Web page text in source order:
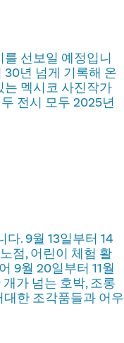
선보일 예정입니
년 넘게 기록해 온
는 멕시코 사진작가
전시 모두 2025년
. 9월 13일부터 14
점, 어린이 체험 활
9월 20일부터 11월
가 넘는 호박, 조롱
한 조각품들과 어우